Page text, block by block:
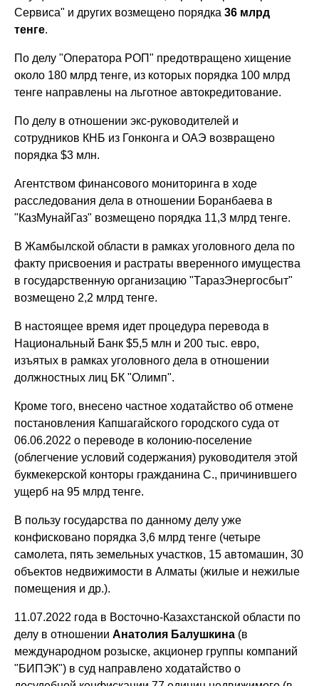
Сервиса" и других возмещено порядка36 млрд
тенге.
По делу "Оператора РОП" предотвращено хищение
около 180 млрд тенге, из которых порядка 100 млрд
тенге направлены на льготное автокредитование.
По делу в отношении экс-руководителей и
сотрудников КНБ из Гонконга и ОАЭ возвращено
порядка $3 млн.
Агентством финансового мониторинга в ходе
расследования дела в отношении Боранбаева в
"КазМунайГаз" возмещено порядка 11,3 млрд тенге.
В Жамбылской области в рамках уголовного дела по
факту присвоения и растраты вверенного имущества
в государственную организацию "ТаразЭнергосбыт"
возмещено 2,2 млрд тенге.
В настоящее время идет процедура перевода в
Национальный Банк $5,5 млн и 200 тыс. евро,
изъятых в рамках уголовного дела в отношении
должностных лиц БК "Олимп".
Кроме того, внесено частное ходатайство об отмене
постановления Капшагайского городского суда от
06.06.2022 о переводе в колонию-поселение
(облегчение условий содержания) руководителя этой
букмекерской конторы гражданина С., причинившего
ущерб на 95 млрд тенге.
В пользу государства по данному делу уже
конфисковано порядка 3,6 млрд тенге (четыре
самолета, пять земельных участков, 15 автомашин, 30
объектов недвижимости в Алматы (жилые и нежилые
помещения и др.).
11.07.2022 года в Восточно-Казахстанской области по
делу в отношении Анатолия Балушкина (в
международном розыске, акционер группы компаний
"БИПЭК") в суд направлено ходатайство о